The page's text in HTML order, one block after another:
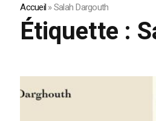
Accueil»Salah Dargouth
Étiquette :